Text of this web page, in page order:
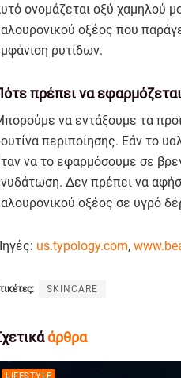
ονομάζεται οξύ χαμηλού
οξέος που
ρυτίδων.
πρέπει να
να εντάξουμε τα
περιποίησης. Εάν το
να το εφαρμόσουμε σε
Δεν πρέπει να
οξέος σε υγρό
us.typology.com,
SKINCARE
άρθρα
LIFESTYLE